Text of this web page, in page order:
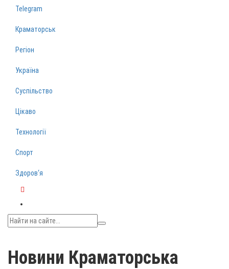
Telegram
Краматорськ
Регіон
Україна
Суспільство
Цікаво
Технології
Спорт
Здоров‘я
Новини Краматорська